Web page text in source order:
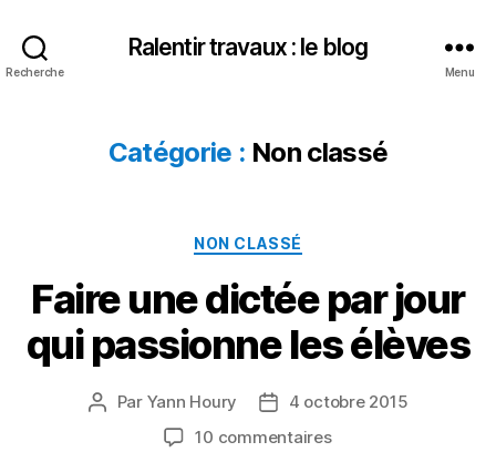
Recherche
Ralentir travaux : le blog
Menu
Catégorie : Non classé
Catégories
NON CLASSÉ
Faire une dictée par jour
qui passionne les élèves
Auteur
Par Yann Houry
Date4 octobre 2015
10 commentairessur